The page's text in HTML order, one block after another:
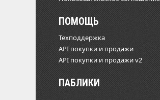
ПОМОЩЬ
Техподдержка
API покупки и продажи
API покупки и продажи v2
ПАБЛИКИ